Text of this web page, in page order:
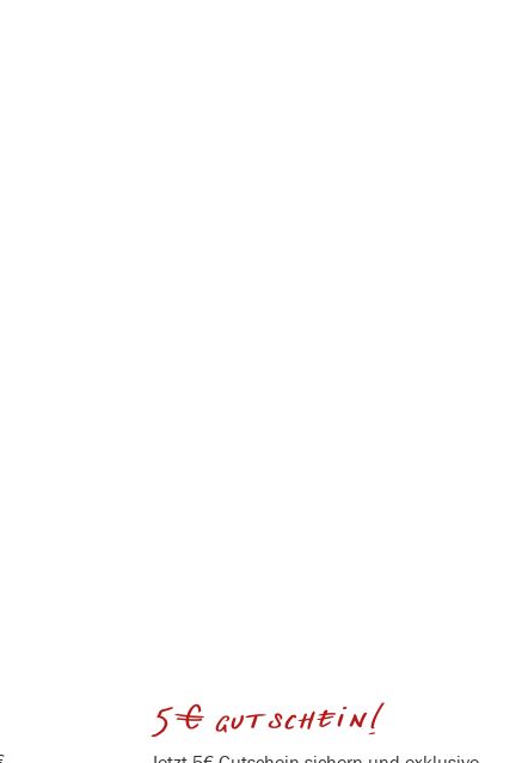
5€ gutschein!